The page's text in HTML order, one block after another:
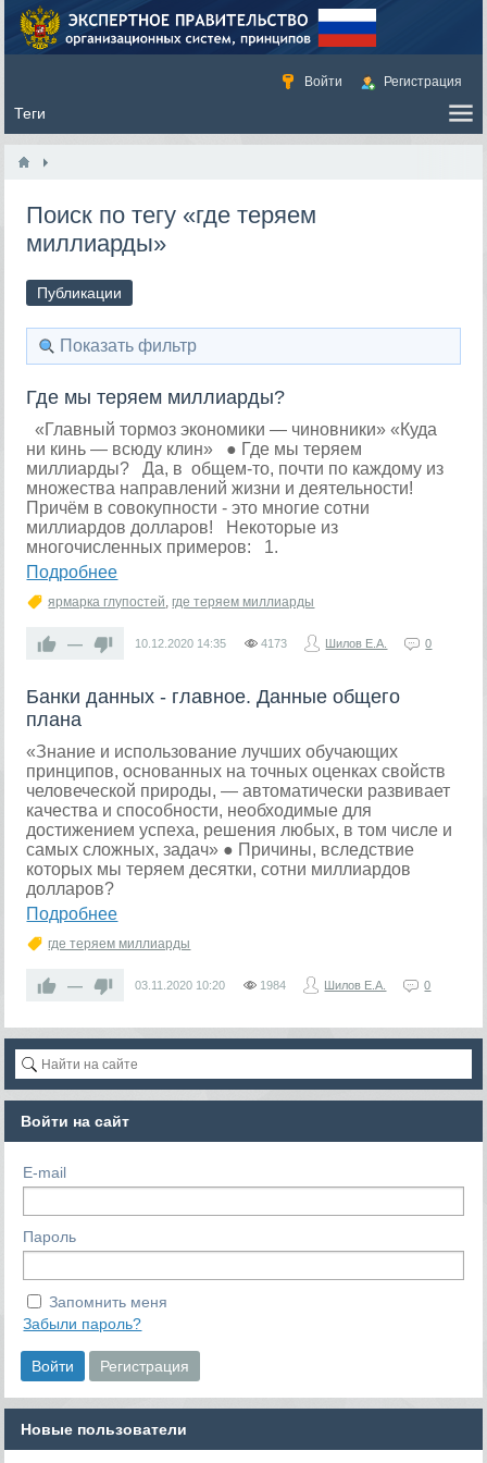
Войти Регистрация
Поиск по тегу «где теряем
миллиарды»
Публикации
Показать фильтр
Где мы теряем миллиарды?
«Главный тормоз экономики — чиновники» «Куда
ни кинь — всюду клин» ● Где мы теряем
миллиарды? Да, в общем-то, почти по каждому из
множества направлений жизни и деятельности!
Причём в совокупности - это многие сотни
миллиардов долларов! Некоторые из
многочисленных примеров: 1.
Подробнее
ярмарка глупостей, где теряем миллиарды
— 10.12.2020 14:35 4173 Шилов Е.А. 0
Банки данных - главное. Данные общего
плана
«Знание и использование лучших обучающих
принципов, основанных на точных оценках свойств
человеческой природы, — автоматически развивает
качества и способности, необходимые для
достижением успеха, решения любых, в том числе и
самых сложных, задач» ● Причины, вследствие
которых мы теряем десятки, сотни миллиардов
долларов?
Подробнее
где теряем миллиарды
— 03.11.2020 10:20 1984 Шилов Е.А. 0
Войти на сайт
E-mail
Пароль
Запомнить меня
Забыли пароль?
Новые пользователи